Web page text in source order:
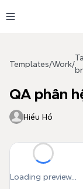
Templates/Work/
QA phân
Hiếu Hồ
Loading preview...